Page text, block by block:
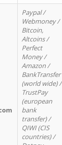
Paypal /
Webmoney /
Bitcoin,
Altcoins /
Perfect
Money /
Amazon /
BankTransfer
(world wide) /
TrustPay
(european
bank
transfer) /
QIWI (CIS
countries) /